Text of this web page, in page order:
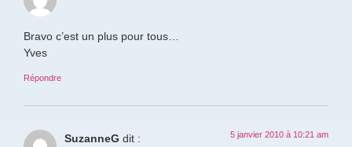
Bravo c’est un plus pour tous…
Yves
Répondre
SuzanneG dit : 5 janvier 2010 à 10:21 am